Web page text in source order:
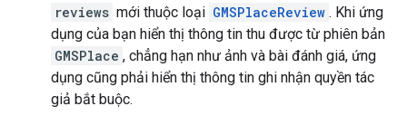
reviews mới thuộc loại GMSPlaceReview . Khi ứng
dụng của bạn hiển thị thông tin thu được từ phiên bản
GMSPlace , chẳng hạn như ảnh và bài đánh giá, ứng
dụng cũng phải hiển thị thông tin ghi nhận quyền tác
giả bắt buộc.